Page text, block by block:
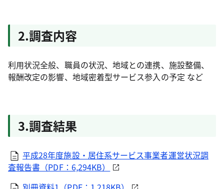
2.調査内容
利用状況全般、職員の状況、地域との連携、施設整備、
報酬改定の影響、地域密着型サービス参入の予定 など
3.調査結果
平成28年度施設・居住系サービス事業者運営状況調
査報告書（PDF：6,294KB）